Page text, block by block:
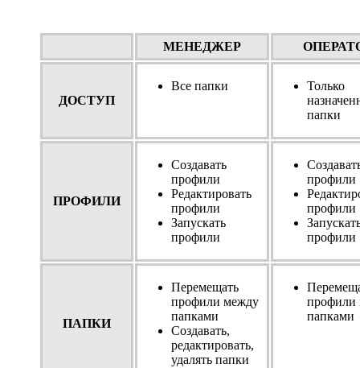
МЕНЕДЖЕР
ДОСТУП
Все папки
Только
папки
ПРОФИЛИ
Создавать
профили
Редактировать
профили
Запускать
профили
профили
профили
профили
ПАПКИ
Перемещать
профили между
папками
Создавать,
редактировать,
удалять папки
профили
папками